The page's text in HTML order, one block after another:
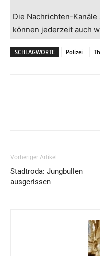
Die Nachrichten-
können jederzeit auch
SCHLAGWORTE Polizei
Vorheriger Artikel
Stadtroda: Jungbullen
ausgerissen